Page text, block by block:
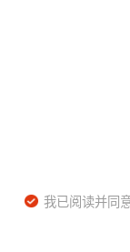
我已阅读并同